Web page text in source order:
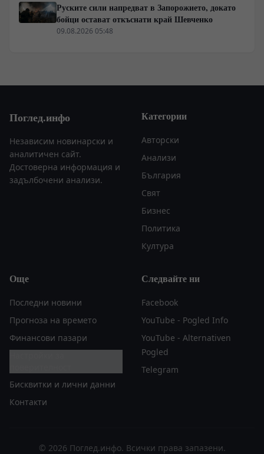
Руските сили напредват в Запорожието, докато
бойци остават откъснати край Шевченко
09.08.2026 05:48
Поглед.инфо
Независим новинарски и
аналитичен сайт.
Достоверна информация и
задълбочени анализи.
Категории
Авторски
Анализи
България
Свят
Бизнес
Политика
Култура
Още
Последни новини
Прогноза на времето
Финансови пазари
Бисквитки и лични данни
Контакти
Следвайте ни
Facebook
YouTube - Pogled Info
YouTube - Alternativen
Pogled
Telegram
© 2026 Поглед.инфо. Всички права запазени.